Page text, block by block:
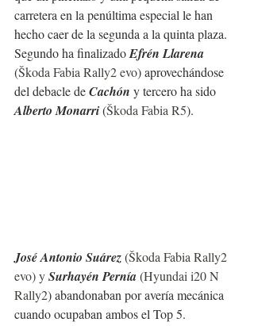
carretera en la penúltima especial le han
hecho caer de la segunda a la quinta plaza.
Segundo ha finalizado Efrén Llarena
(Škoda Fabia Rally2 evo) aprovechándose
del debacle de Cachón y tercero ha sido
Alberto Monarri (Škoda Fabia R5).
José Antonio Suárez (Škoda Fabia Rally2
evo) y Surhayén Pernía (Hyundai i20 N
Rally2) abandonaban por avería mecánica
cuando ocupaban ambos el Top 5.